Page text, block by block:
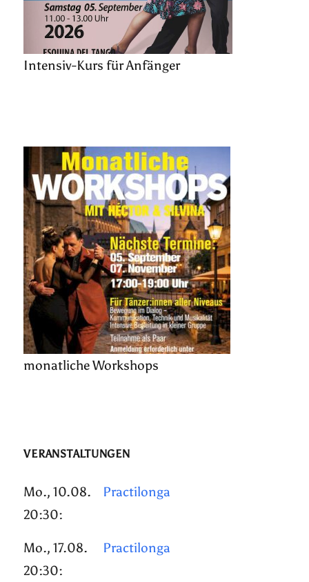
Intensiv-Kurs für Anfänger
monatliche Workshops
VERANSTALTUNGEN
Mo., 10.08.
20:30:
Practilonga
Mo., 17.08.
20:30:
Practilonga